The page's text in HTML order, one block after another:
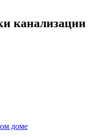
канализации
доме